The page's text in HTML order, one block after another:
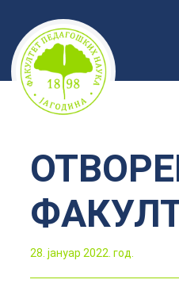
Скочи
на
садржај
28. јануар 2022. год.